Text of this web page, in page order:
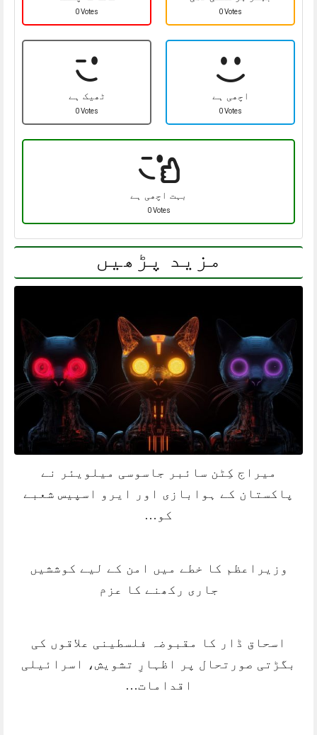
0 Votes 0 Votes
ٹھیک ہے
0 Votes
اچھی ہے
0 Votes
بہت اچھی ہے
0 Votes
مزید پڑھیں
میراج کِٹن سائبر جاسوسی میلویئر نے
پاکستان کے ہوابازی اور ایرو اسپیس شعبے
کو…
وزیراعظم کا خطے میں امن کے لیے کوششیں
جاری رکھنے کا عزم
اسحاق ڈار کا مقبوضہ فلسطینی علاقوں کی
بگڑتی صورتحال پر اظہارِ تشویش، اسرائیلی
اقدامات…